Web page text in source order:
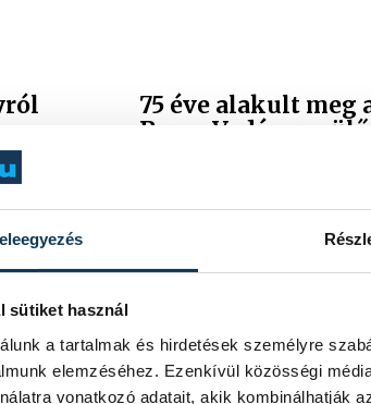
sütiket használ
a tartalmak és hirdetések személyre
elemzéséhez. Ezenkívül közösségi
vonatkozó adatait, akik kombinálhatják
Barna és
be a
75 éve alakult meg
Puma Vadászrepülő
reggel emléktáblájuk előtt
2019. MÁJUS 7. 12:00
Retró Veszprém:
elmúlt évtizedek